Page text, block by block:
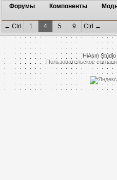
Форумы Компоненты
← Ctrl 1 4 5 9 Ctrl →
HiAsm
Пользовательское